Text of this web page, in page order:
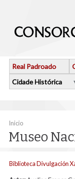
Real Padroado
Cidade Histórica
Vostede está aquí
Inicio
Museo
Biblioteca Divulgación